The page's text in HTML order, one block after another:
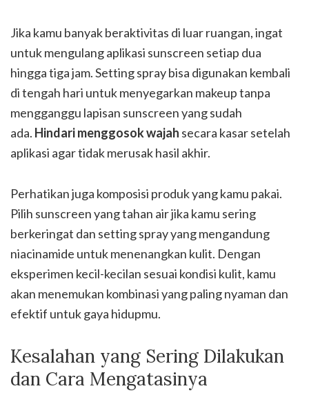
Jika kamu banyak beraktivitas di luar ruangan, ingat
untuk mengulang aplikasi sunscreen setiap dua
hingga tiga jam. Setting spray bisa digunakan kembali
di tengah hari untuk menyegarkan makeup tanpa
mengganggu lapisan sunscreen yang sudah
ada. Hindari menggosok wajah secara kasar setelah
aplikasi agar tidak merusak hasil akhir.
Perhatikan juga komposisi produk yang kamu pakai.
Pilih sunscreen yang tahan air jika kamu sering
berkeringat dan setting spray yang mengandung
niacinamide untuk menenangkan kulit. Dengan
eksperimen kecil-kecilan sesuai kondisi kulit, kamu
akan menemukan kombinasi yang paling nyaman dan
efektif untuk gaya hidupmu.
Kesalahan yang Sering Dilakukan
dan Cara Mengatasinya